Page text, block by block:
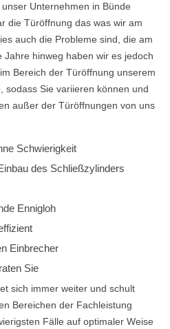
Unternehmen in Bünde
die Türöffnung das was wir am
auch die Probleme sind, die am
hinweg haben wir es jedoch
Bereich der Türöffnung unserem
sodass Sie variieren können und
außer der Türöffnungen von uns
Schwierigkeit
des Schließzylinders
Ennigloh
Einbrecher
Sie
sich immer weiter und schult
Bereichen der Fachleistung
Fälle auf optimaler Weise